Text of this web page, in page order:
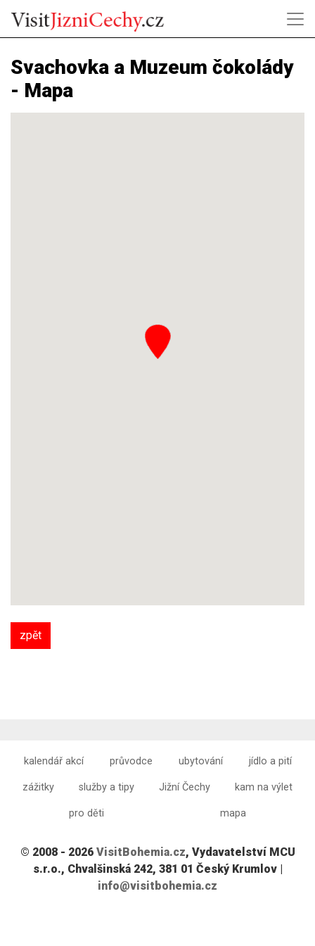
Svachovka a Muzeum čokolády
- Mapa
zpět
kalendář akcí průvodce ubytování jídlo a pití
zážitky služby a tipy Jižní Čechy kam na výlet
pro děti mapa
© 2008 - 2026 VisitBohemia.cz, Vydavatelství MCU
s.r.o., Chvalšinská 242, 381 01 Český Krumlov |
info@visitbohemia.cz